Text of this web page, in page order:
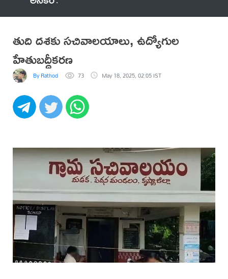
తుది దశకు సచివాలయాలు, ఉద్యోగుల
హేతుబద్ధీకరణ
By Rathod 73 May 18, 2025, 02:05 IST